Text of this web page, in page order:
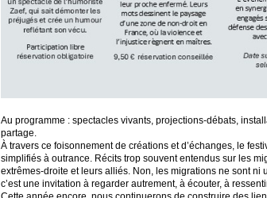
Au programme : spectacles vivants, projections-débats,
partage.
À travers ce foisonnement de créations et d’échanges, le
simplifiés à outrance. Récits trop souvent entendus sur les
extrêmes-droite et leurs alliés. Non, les migrations ne sont
c’est une invitation à regarder autrement, à écouter, à